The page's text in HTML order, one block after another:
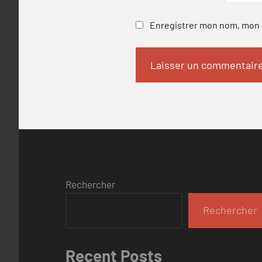
Enregistrer mon nom,
Rechercher
Rechercher
Recent Posts